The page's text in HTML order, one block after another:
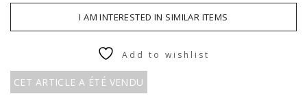
I AM INTERESTED IN SIMILAR ITEMS
CET ARTICLE A ÉTÉ VENDU
Add to wishlist